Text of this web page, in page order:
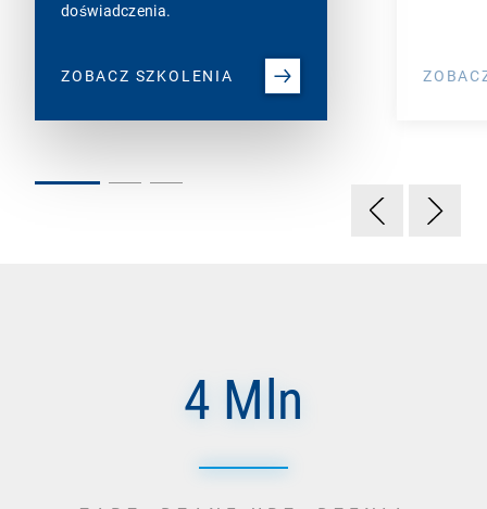
doświadczenia.
ZOBACZ SZKOLENIA
4 Mln